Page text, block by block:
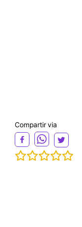
Compartir via